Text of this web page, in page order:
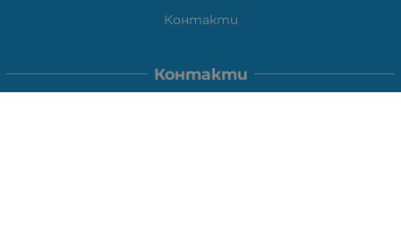
Контакти
Контакти